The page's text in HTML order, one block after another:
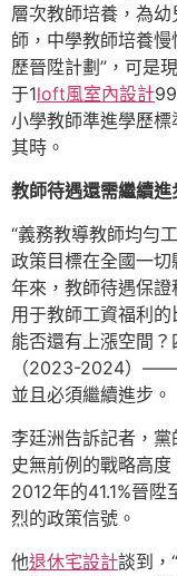
層次教師培養，為
師，中學教師培養
歷晉陞計劃”，可是
于1loft風室內設計
小學教師準進學歷
其時。
教師待遇還需繼續進
“義務教導教師均勻
政策目標在全國一
年來，教師待遇保
用于教師工資福利
能否還有上漲空間
（2023-2024）——
並且必須繼續進步。
李廷洲告訴記者，
史無前例的戰略高
2012年的41.1%晉
烈的政策信號。
他退休宅設計談到，